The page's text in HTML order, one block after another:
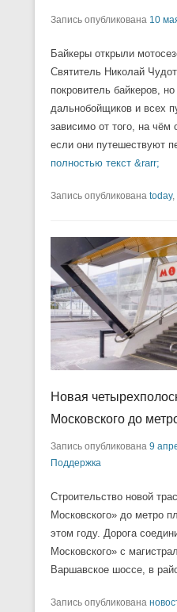
Запись опубликована 10
Байкеры открыли
Святитель Николай
покровитель байкеров,
дальнобойщиков и всех
зависимо от того, на
если они путешествуют
полностью текст &rarr;
Запись опубликована today,
Новая
Московского до
Запись опубликована 9
Поддержка
Строительство новой
Московского» до метро
этом году. Дорога
Московского» с
Варшавское шоссе, в
Запись опубликована